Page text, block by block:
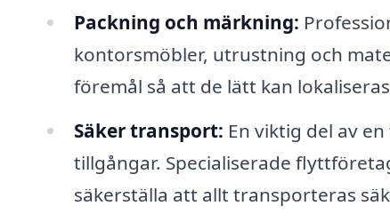
Packning och märkning:
kontorsmöbler, utrustning och
föremål så att de lätt kan
Säker transport: En viktig del av
tillgångar. Specialiserade
säkerställa att allt transporteras